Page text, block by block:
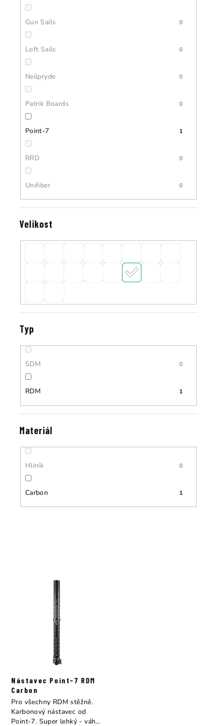
Gun Sails 0
Loft Sails 0
Neilpryde 0
Patrik Boards 0
Point-7 1
RRD 0
Unifiber 0
Velikost
Typ
SDM 0
RDM 1
Materiál
Hliník 0
Carbon 1
Nástavec Point-7 RDM
Carbon
Pro všechny RDM stěžně.
Karbonový nástavec od
Point-7. Super lehký - váha